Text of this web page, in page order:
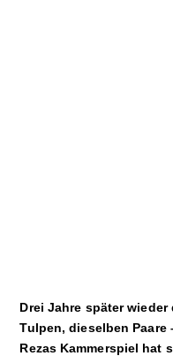
Campuskultur
Drei Jahre später
Tulpen, dieselben Paare
Rezas Kammerspiel hat